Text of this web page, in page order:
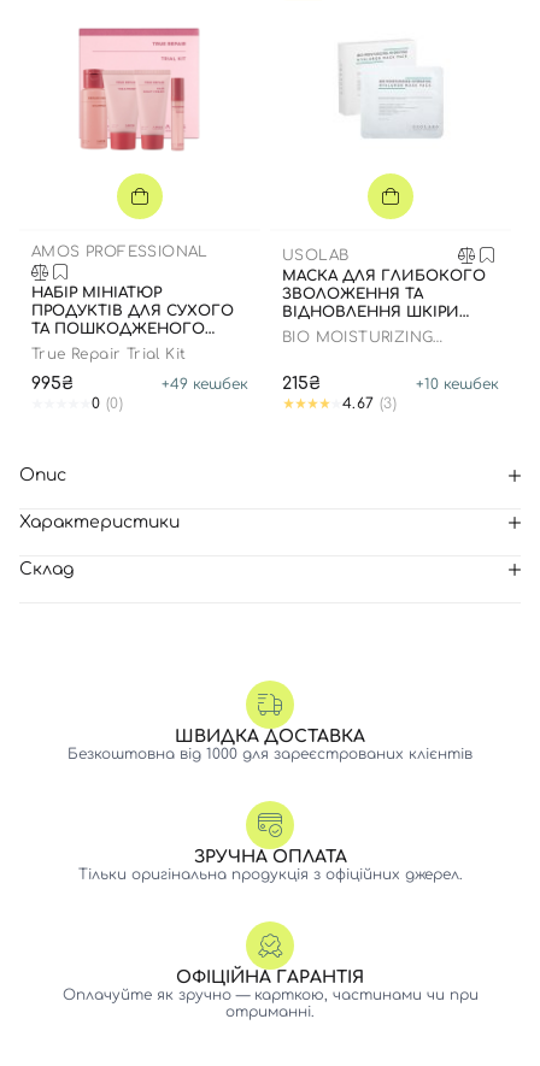
AMOS PROFESSIONAL
НАБІР МІНІАТЮР
ПРОДУКТІВ ДЛЯ СУХОГО
ТА ПОШКОДЖЕНОГО
ВОЛОССЯ
True Repair Trial Kit
995₴ +49 кешбек
0 (0)
USOLAB
МАСКА ДЛЯ ГЛИБОКОГО
ЗВОЛОЖЕННЯ ТА
ВІДНОВЛЕННЯ ШКІРИ
ОБЛИЧЧЯ З
BIO MOISTURIZING
215₴ +10 кешбек
4.67 (3)
Опис
Характеристики
Склад
ШВИДКА ДОСТАВКА
Безкоштовна від 1000 для зареєстрованих клієнтів
ЗРУЧНА ОПЛАТА
Тільки оригінальна продукція з офіційних джерел.
ОФІЦІЙНА ГАРАНТІЯ
Оплачуйте як зручно — карткою, частинами чи при
отриманні.